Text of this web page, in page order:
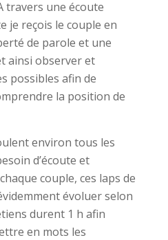
travers une écoute
je reçois le couple en
de parole et une
ainsi observer et
possibles afin de
la position de
environ tous les
d’écoute et
couple, ces laps de
évoluer selon
durent 1 h afin
en mots les